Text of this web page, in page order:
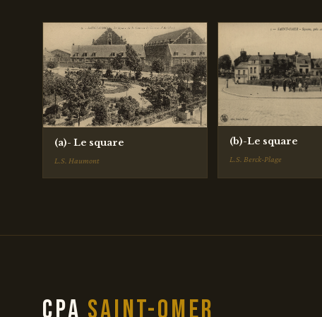
(a)- Le square
L.S. Haumont
(b)-Le square
L.S. Berck-Plage
CPA Saint-Omer